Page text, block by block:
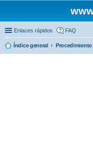
Enlaces rápidos FAQ
Índice general